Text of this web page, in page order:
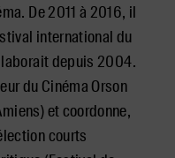
De 2011 à 2016, il
international du
depuis 2004.
du Cinéma Orson
et coordonne,
courts